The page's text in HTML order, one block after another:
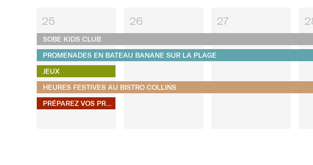
25
SOBE KIDS CLUB
PROMENADES EN BATEAU BANANE SUR LA PLAGE
JEUX
HEURES FESTIVES AU BISTRO COLLINS
PRÉPAREZ VOS PROPRES S'MORES
26 27